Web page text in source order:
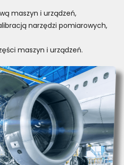
maszyn i urządzeń,
narzędzi pomiarowych,
maszyn i urządzeń.